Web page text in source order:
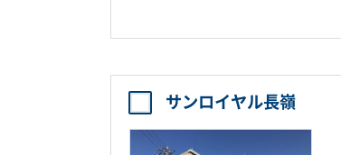
サンロイヤル長嶺